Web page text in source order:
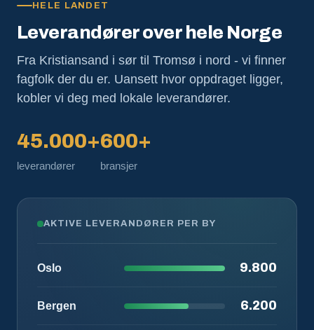
HELE LANDET
Leverandører over hele Norge
Fra Kristiansand i sør til Tromsø i nord - vi finner
fagfolk der du er. Uansett hvor oppdraget ligger,
kobler vi deg med lokale leverandører.
45.000+
leverandører
600+
bransjer
AKTIVE LEVERANDØRER PER BY
Oslo 9.800
Bergen 6.200